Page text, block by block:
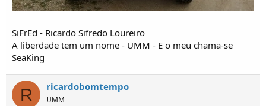
SiFrEd - Ricardo Sifredo Loureiro
A liberdade tem um nome - UMM - E o meu chama-se
SeaKing
R ricardobomtempo
UMM